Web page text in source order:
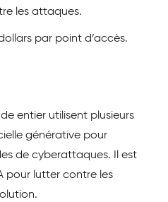
les attaques.
par point d’accès.
entier utilisent plusieurs
générative pour
de cyberattaques. Il est
pour lutter contre les